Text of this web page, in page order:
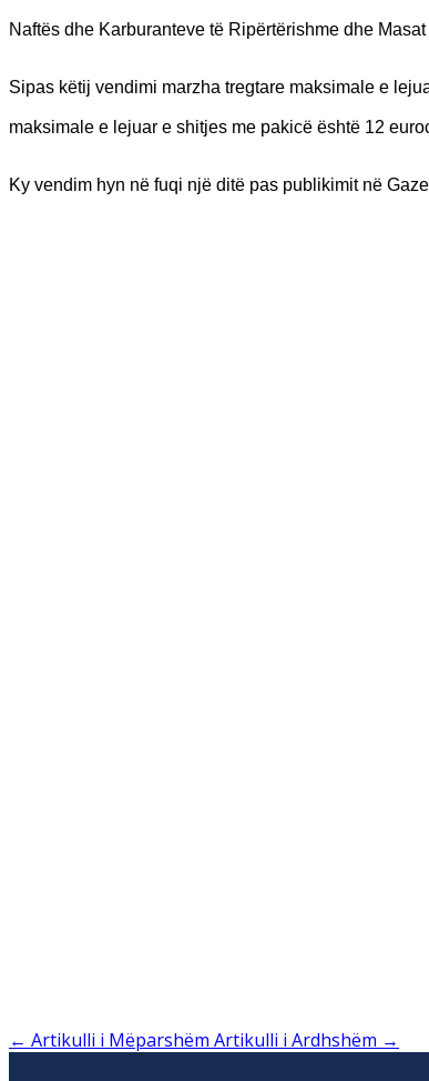
Naftës dhe Karburanteve të Ripërtërishme dhe
Sipas këtij vendimi marzha tregtare maksimale e
maksimale e lejuar e shitjes me pakicë është 12
Ky vendim hyn në fuqi një ditë pas publikimit në
← Artikulli i Mëparshëm Artikulli i Ardhshëm →